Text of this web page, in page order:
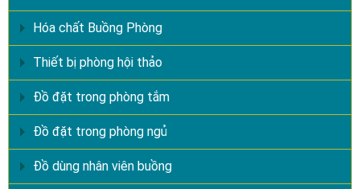
Hóa chất Buồng Phòng
Thiết bị phòng hội thảo
Đồ đặt trong phòng tắm
Đồ đặt trong phòng ngủ
Đồ dùng nhân viên buồng